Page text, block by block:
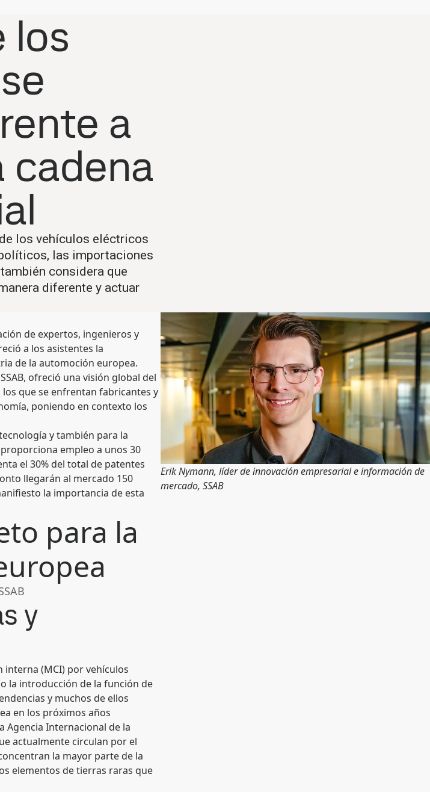
los
a
cadena
los vehículos eléctricos
las importaciones
considera que
diferente y actuar
de expertos, ingenieros y
a los asistentes la
de la automoción europea.
ofreció una visión global del
que se enfrentan fabricantes y
poniendo en contexto los
y también para la
empleo a unos 30
el 30% del total de patentes
llegarán al mercado 150
la importancia de esta
para la
y
interna (MCI) por vehículos
la introducción de la función de
y muchos de ellos
en los próximos años
Agencia Internacional de la
actualmente circulan por el
la mayor parte de la
elementos de tierras raras que
Erik Nymann, líder de innovación empresarial e información de
mercado, SSAB